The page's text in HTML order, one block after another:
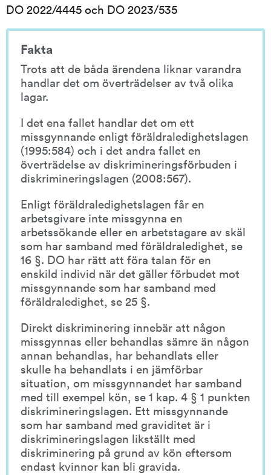
DO 2022/4445 och DO 2023/535
Fakta
Trots att de båda ärendena liknar varandra
handlar det om överträdelser av två olika
lagar.
I det ena fallet handlar det om ett
missgynnande enligt föräldraledighetslagen
(1995:584) och i det andra fallet en
överträdelse av diskrimineringsförbuden i
diskrimineringslagen (2008:567).
Enligt föräldraledighetslagen får en
arbetsgivare inte missgynna en
arbetssökande eller en arbetstagare av skäl
som har samband med föräldraledighet, se
16 §. DO har rätt att föra talan för en
enskild individ när det gäller förbudet mot
missgynnande som har samband med
föräldraledighet, se 25 §.
Direkt diskriminering innebär att någon
missgynnas eller behandlas sämre än någon
annan behandlas, har behandlats eller
skulle ha behandlats i en jämförbar
situation, om missgynnandet har samband
med till exempel kön, se 1 kap. 4 § 1 punkten
diskrimineringslagen. Ett missgynnande
som har samband med graviditet är i
diskrimineringslagen likställt med
diskriminering på grund av kön eftersom
endast kvinnor kan bli gravida.